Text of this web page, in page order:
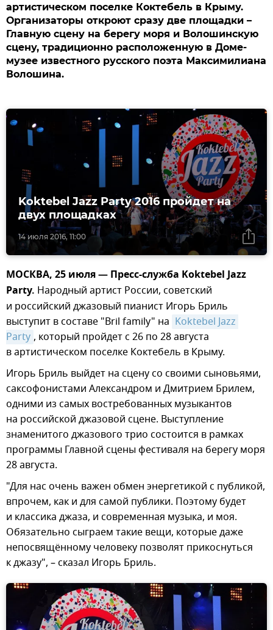
артистическом поселке Коктебель в Крыму.
Организаторы откроют сразу две площадки –
Главную сцену на берегу моря и Волошинскую
сцену, традиционно расположенную в Доме-
музее известного русского поэта Максимилиана
Волошина.
14 июля 2016, 11:00
Koktebel Jazz Party 2016 пройдет на
двух площадках
МОСКВА, 25 июля — Пресс-служба Koktebel Jazz
Party. Народный артист России, советский
и российский джазовый пианист Игорь Бриль
выступит в составе "Bril family" на Koktebel Jazz
Party , который пройдет с 26 по 28 августа
в артистическом поселке Коктебель в Крыму.
Игорь Бриль выйдет на сцену со своими сыновьями,
саксофонистами Александром и Дмитрием Брилем,
одними из самых востребованных музыкантов
на российской джазовой сцене. Выступление
знаменитого джазового трио состоится в рамках
программы Главной сцены фестиваля на берегу моря
28 августа.
"Для нас очень важен обмен энергетикой с публикой,
впрочем, как и для самой публики. Поэтому будет
и классика джаза, и современная музыка, и моя.
Обязательно сыграем такие вещи, которые даже
непосвящённому человеку позволят прикоснуться
к джазу", – сказал Игорь Бриль.